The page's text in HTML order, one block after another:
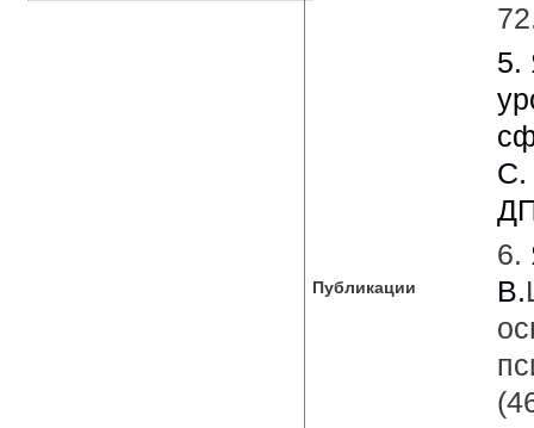
Публикации
5.
С.
6.
В.